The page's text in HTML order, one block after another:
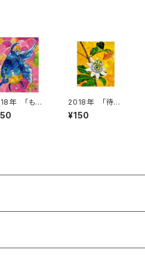
年 「もも
のなみにの
」絵はがき
2018年 「待ち
合わせ」絵はが
き
¥150